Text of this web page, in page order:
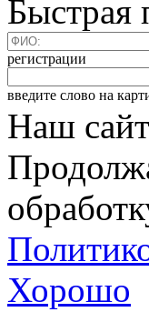
Быстрая
регистрации
введите слово на
Наш
Хорошо